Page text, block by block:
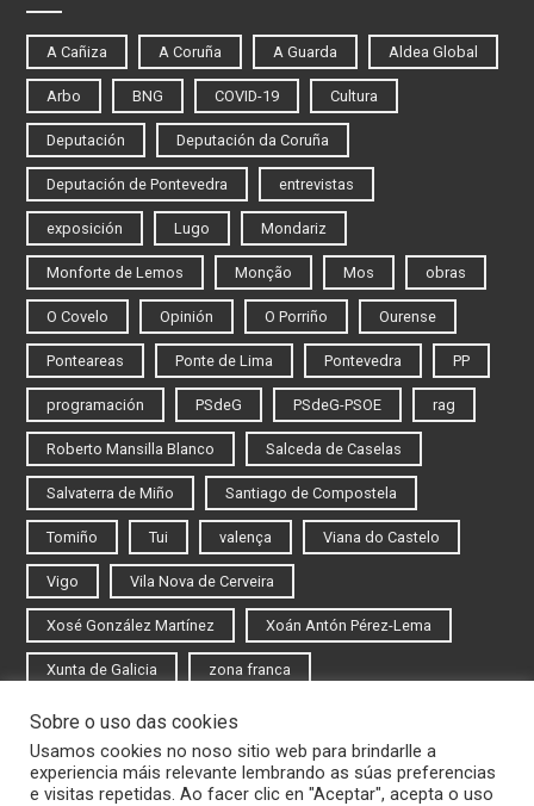
A Cañiza A Coruña A Guarda Aldea Global
Arbo BNG COVID-19 Cultura
Deputación Deputación da Coruña
Deputación de Pontevedra entrevistas
exposición Lugo Mondariz
Monforte de Lemos Monção Mos obras
O Covelo Opinión O Porriño Ourense
Ponteareas Ponte de Lima Pontevedra PP
programación PSdeG PSdeG-PSOE rag
Roberto Mansilla Blanco Salceda de Caselas
Salvaterra de Miño Santiago de Compostela
Tomiño Tui valença Viana do Castelo
Vigo Vila Nova de Cerveira
Xosé González Martínez Xoán Antón Pérez-Lema
Xunta de Galicia zona franca
Iniciar sesión
Rexistrarse
Sobre o uso das cookies
Usamos cookies no noso sitio web para brindarlle a
experiencia máis relevante lembrando as súas preferencias
e visitas repetidas. Ao facer clic en "Aceptar", acepta o uso